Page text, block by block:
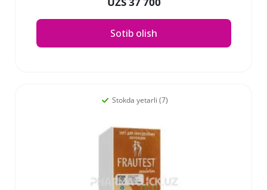
Sotib olish
Stokda yetarli (7)